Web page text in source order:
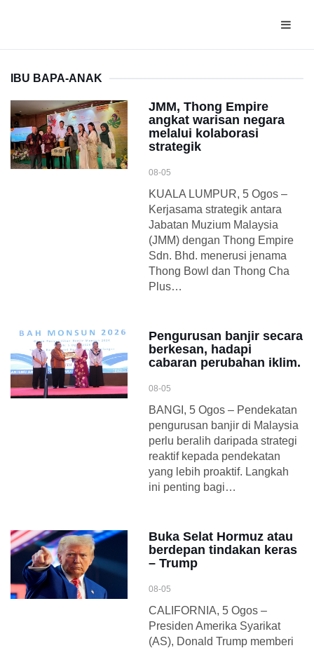
IBU BAPA-ANAK
JMM, Thong Empire
angkat warisan negara
melalui kolaborasi
strategik
08-05
KUALA LUMPUR, 5 Ogos –
Kerjasama strategik antara
Jabatan Muzium Malaysia
(JMM) dengan Thong Empire
Sdn. Bhd. menerusi jenama
Thong Bowl dan Thong Cha
Plus…
Pengurusan banjir secara
berkesan, hadapi
cabaran perubahan iklim.
08-05
BANGI, 5 Ogos – Pendekatan
pengurusan banjir di Malaysia
perlu beralih daripada strategi
reaktif kepada pendekatan
yang lebih proaktif. Langkah
ini penting bagi…
Buka Selat Hormuz atau
berdepan tindakan keras
– Trump
08-05
CALIFORNIA, 5 Ogos –
Presiden Amerika Syarikat
(AS), Donald Trump memberi